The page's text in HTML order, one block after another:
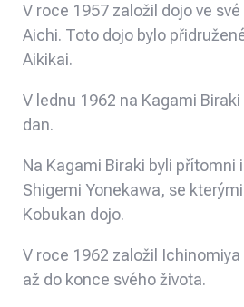
V roce 1957 založil dojo ve
Aichi. Toto dojo bylo
Aikikai.
V lednu 1962 na Kagami Biraki
dan.
Na Kagami Biraki byli přítomni
Shigemi Yonekawa, se
Kobukan dojo.
V roce 1962 založil Ichinomiya
až do konce svého života.